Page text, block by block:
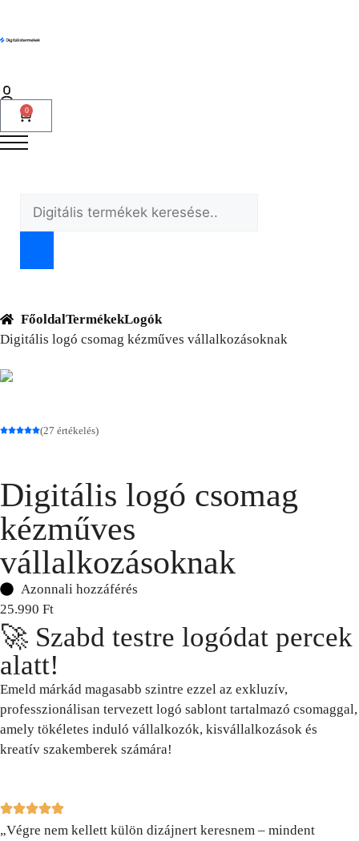
0
FőoldalTermékekLogók
Digitális logó csomag kézműves vállalkozásoknak
(27 értékelés)
Digitális logó csomag
kézműves
vállalkozásoknak
Azonnali hozzáférés
25.990 Ft
🚀 Szabd testre logódat percek
alatt!
Emeld márkád magasabb szintre ezzel az exkluzív,
professzionálisan tervezett logó sablont tartalmazó csomaggal,
amely tökéletes induló vállalkozók, kisvállalkozások és
kreatív szakemberek számára!
„Végre nem kellett külön dizájnert keresnem – mindent